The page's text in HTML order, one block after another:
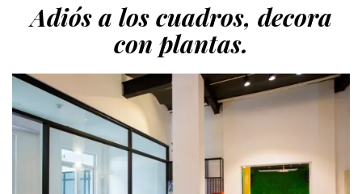
Adiós a los cuadros, decora
con plantas.